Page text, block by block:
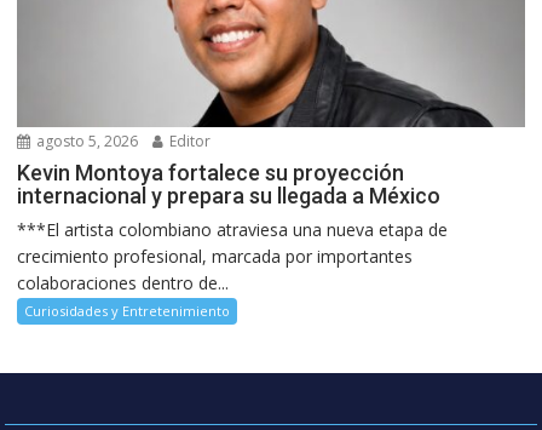
agosto 5, 2026 Editor
Kevin Montoya fortalece su proyección
internacional y prepara su llegada a México
***El artista colombiano atraviesa una nueva etapa de
crecimiento profesional, marcada por importantes
colaboraciones dentro de...
Curiosidades y Entretenimiento